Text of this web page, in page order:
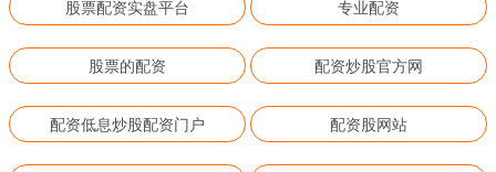
股票配资实盘平台 专业配资
股票的配资 配资炒股官方网
配资低息炒股配资门户 配资股网站